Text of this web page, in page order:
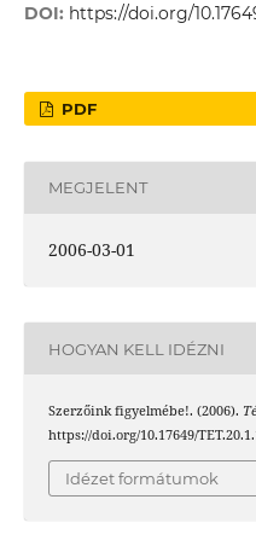
DOI: https://doi.org/
PDF
MEGJELENT
2006-03-01
HOGYAN KELL IDÉZNI
Szerzőink figyelmébe!. (2006).
https://doi.org/10.17649/
Idézet formátumok